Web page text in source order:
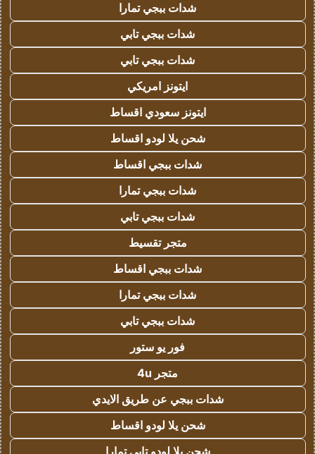
شدات ببجي تمارا
شدات ببجي تابي
شدات ببجي تابي
ايتونز امريكي
ايتونز سعودي اقساط
شحن يلا لودو اقساط
شدات ببجي اقساط
شدات ببجي تمارا
شدات ببجي تابي
متجر تقسيط
شدات ببجي اقساط
شدات ببجي تمارا
شدات ببجي تابي
فور يو ستور
متجر 4u
شدات ببجي عن طريق الايدي
شحن يلا لودو اقساط
شحن يلا لودو تابي تمارا